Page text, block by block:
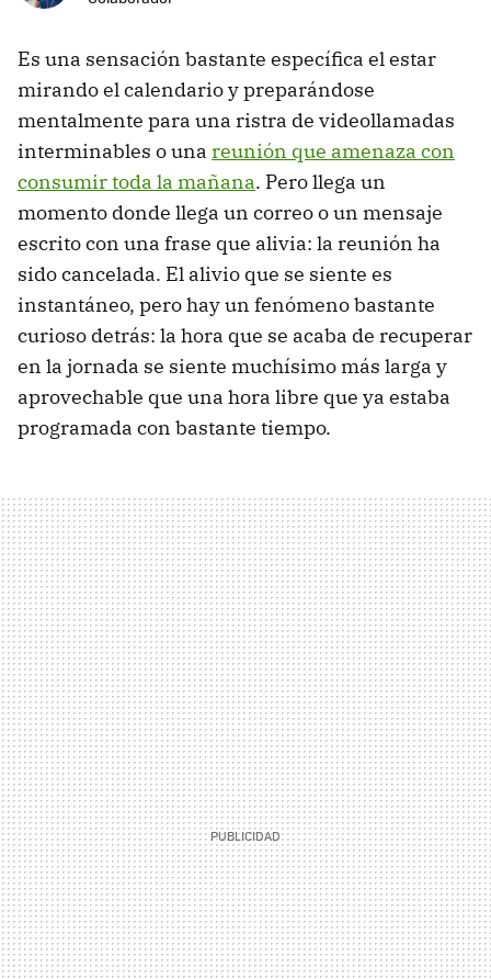
Es una sensación bastante específica el estar
mirando el calendario y preparándose
mentalmente para una ristra de videollamadas
interminables o una reunión que amenaza con
consumir toda la mañana. Pero llega un
momento donde llega un correo o un mensaje
escrito con una frase que alivia: la reunión ha
sido cancelada. El alivio que se siente es
instantáneo, pero hay un fenómeno bastante
curioso detrás: la hora que se acaba de recuperar
en la jornada se siente muchísimo más larga y
aprovechable que una hora libre que ya estaba
programada con bastante tiempo.